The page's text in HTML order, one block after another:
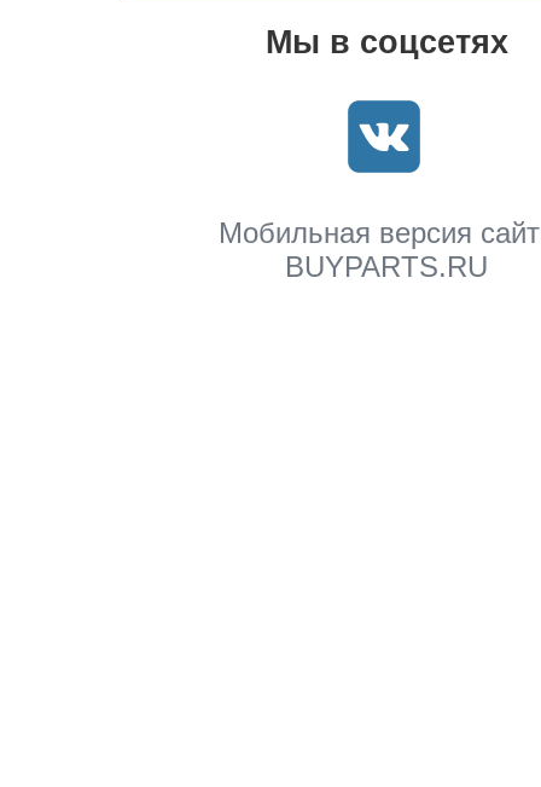
Мы в соцсетях
Мобильная версия
BUYPARTS.RU